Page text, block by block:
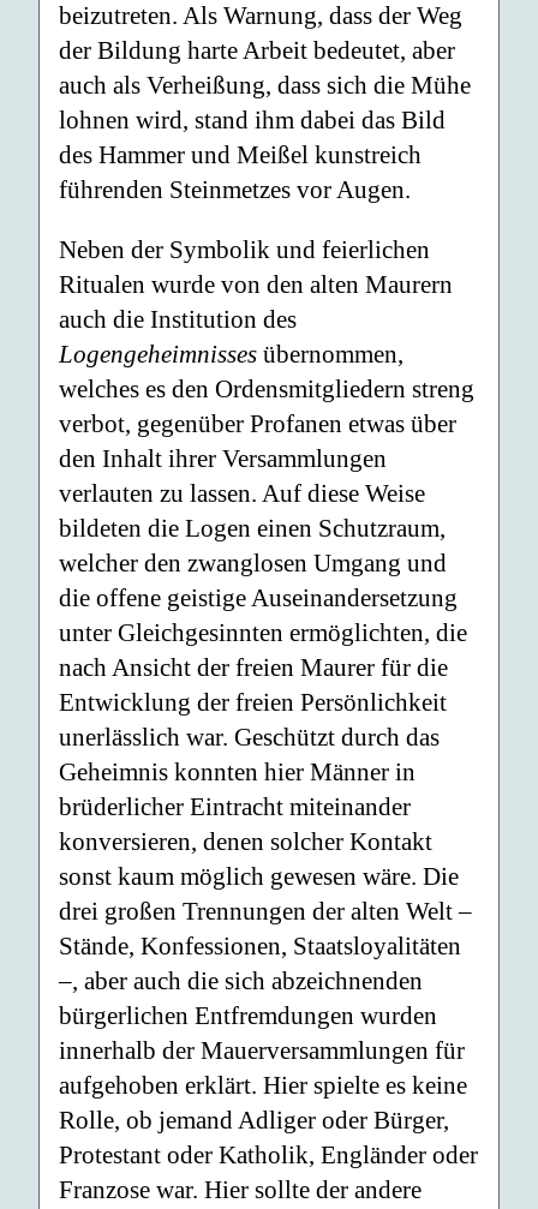
beizutreten. Als Warnung, dass der Weg
der Bildung harte Arbeit bedeutet, aber
auch als Verheißung, dass sich die Mühe
lohnen wird, stand ihm dabei das Bild
des Hammer und Meißel kunstreich
führenden Steinmetzes vor Augen.
Neben der Symbolik und feierlichen
Ritualen wurde von den alten Maurern
auch die Institution des
Logengeheimnisses übernommen,
welches es den Ordensmitgliedern streng
verbot, gegenüber Profanen etwas über
den Inhalt ihrer Versammlungen
verlauten zu lassen. Auf diese Weise
bildeten die Logen einen Schutzraum,
welcher den zwanglosen Umgang und
die offene geistige Auseinandersetzung
unter Gleichgesinnten ermöglichten, die
nach Ansicht der freien Maurer für die
Entwicklung der freien Persönlichkeit
unerlässlich war. Geschützt durch das
Geheimnis konnten hier Männer in
brüderlicher Eintracht miteinander
konversieren, denen solcher Kontakt
sonst kaum möglich gewesen wäre. Die
drei großen Trennungen der alten Welt –
Stände, Konfessionen, Staatsloyalitäten
–, aber auch die sich abzeichnenden
bürgerlichen Entfremdungen wurden
innerhalb der Mauerversammlungen für
aufgehoben erklärt. Hier spielte es keine
Rolle, ob jemand Adliger oder Bürger,
Protestant oder Katholik, Engländer oder
Franzose war. Hier sollte der andere